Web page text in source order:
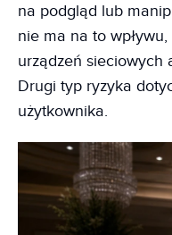
na podgląd lub
nie ma na to
urządzeń sieciowych
Drugi typ ryzyka
użytkownika.